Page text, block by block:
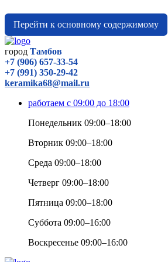
Перейти к основному содержимому
город Тамбов
+7 (906) 657-33-54
+7 (991) 350-29-42
keramika68@mail.ru
работаем с 09:00 до 18:00
Понедельник 09:00–18:00
Вторник 09:00–18:00
Среда 09:00–18:00
Четверг 09:00–18:00
Пятница 09:00–18:00
Суббота 09:00–16:00
Воскресенье 09:00–16:00